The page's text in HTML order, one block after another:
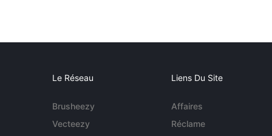
Le Réseau
Brusheezy
Vecteezy
Liens Du Site
Affaires
Réclame